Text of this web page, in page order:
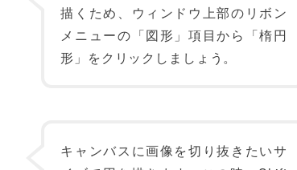
描くため、ウィンドウ上部のリボン
メニューの「図形」項目から「楕円
形」をクリックしましょう。
キャンバスに画像を切り抜きたいサ